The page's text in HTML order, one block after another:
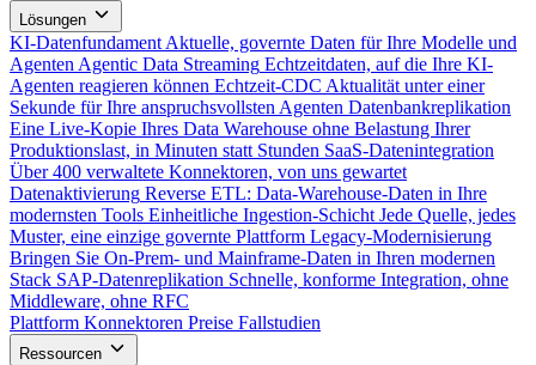
Lösungen
KI-Datenfundament Aktuelle, governte Daten für Ihre Modelle und
Agenten Agentic Data Streaming Echtzeitdaten, auf die Ihre KI-
Agenten reagieren können Echtzeit-CDC Aktualität unter einer
Sekunde für Ihre anspruchsvollsten Agenten Datenbankreplikation
Eine Live-Kopie Ihres Data Warehouse ohne Belastung Ihrer
Produktionslast, in Minuten statt Stunden SaaS-Datenintegration
Über 400 verwaltete Konnektoren, von uns gewartet
Datenaktivierung Reverse ETL: Data-Warehouse-Daten in Ihre
modernsten Tools Einheitliche Ingestion-Schicht Jede Quelle, jedes
Muster, eine einzige governte Plattform Legacy-Modernisierung
Bringen Sie On-Prem- und Mainframe-Daten in Ihren modernen
Stack SAP-Datenreplikation Schnelle, konforme Integration, ohne
Middleware, ohne RFC
Plattform Konnektoren Preise Fallstudien
Ressourcen